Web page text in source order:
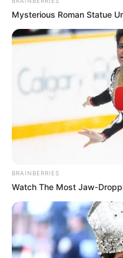
Mysterious Roman Statue
BRAINBERRIES
Watch The Most